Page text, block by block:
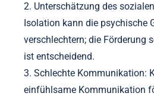
2. Unterschätzung des
Isolation kann die psychische
verschlechtern; die Förderung
ist entscheidend.
3. Schlechte Kommunikation:
einfühlsame Kommunikation